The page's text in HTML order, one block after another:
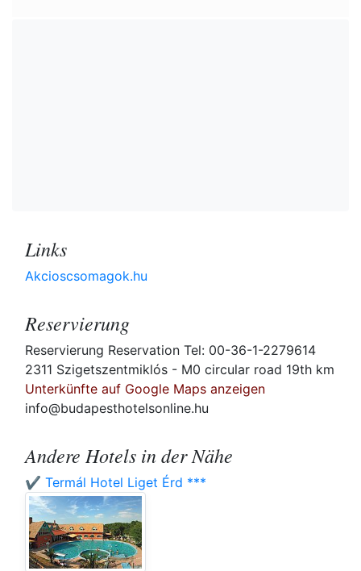
Links
Akcioscsomagok.hu
Reservierung
Reservierung Reservation Tel: 00-36-1-2279614
2311 Szigetszentmiklós - M0 circular road 19th km
Unterkünfte auf Google Maps anzeigen
info@budapesthotelsonline.hu
Andere Hotels in der Nähe
✔️ Termál Hotel Liget Érd ***